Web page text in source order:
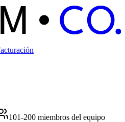
ALM C O.
101-200 miembros del equipo